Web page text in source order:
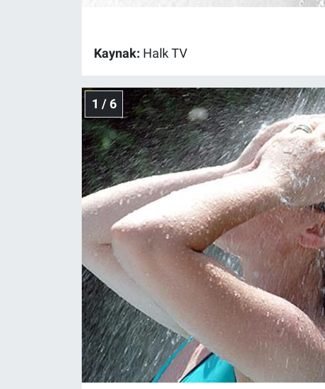
Kaynak: Halk TV
1 / 6
Koronavirüs
Kültür Sanat
Ne demişti
Popüler